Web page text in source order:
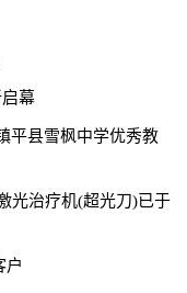
幕
县雪枫中学优秀教
光治疗机(超光刀)已于
户